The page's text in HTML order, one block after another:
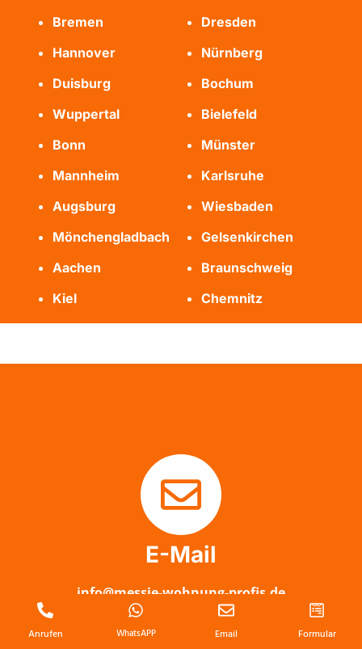
Bremen
Dresden
Hannover
Nürnberg
Duisburg
Bochum
Wuppertal
Bielefeld
Bonn
Münster
Mannheim
Karlsruhe
Augsburg
Wiesbaden
Mönchengladbach
Gelsenkirchen
Aachen
Braunschweig
Kiel
Chemnitz
E-Mail
info@messie-wohnung-profis.de
Anrufen WhatsAPP Email Formular